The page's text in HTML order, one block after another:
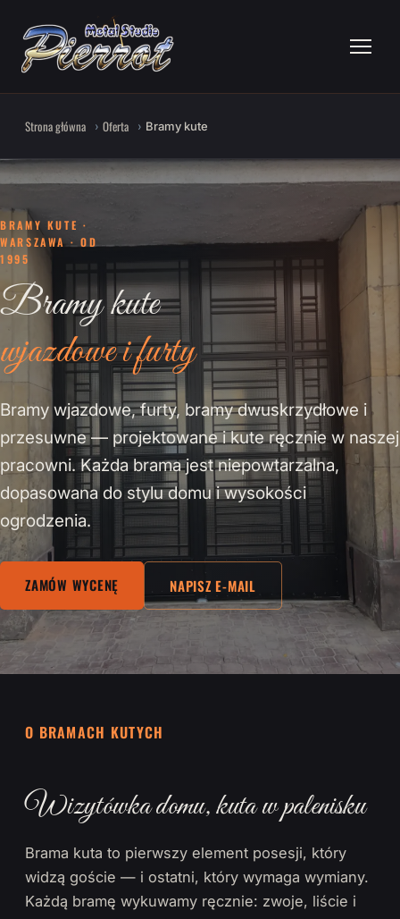
Strona główna Oferta Bramy kute
BRAMY KUTE ·
WARSZAWA · OD
1995
Bramy kute
wjazdowe i furty
Bramy wjazdowe, furty, bramy dwuskrzydłowe i
przesuwne — projektowane i kute ręcznie w naszej
pracowni. Każda brama jest niepowtarzalna,
dopasowana do stylu domu i wysokości
ogrodzenia.
ZAMÓW WYCENĘ NAPISZ E-MAIL
O BRAMACH KUTYCH
Wizytówka domu, kuta w palenisku
Brama kuta to pierwszy element posesji, który
widzą goście — i ostatni, który wymaga wymiany.
Każdą bramę wykuwamy ręcznie: zwoje, liście i